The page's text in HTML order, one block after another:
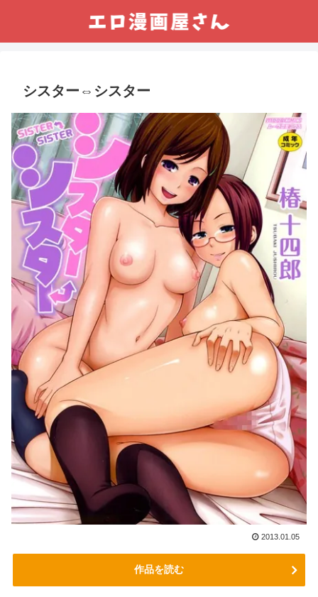
シスター⇔シスター
2013.01.05
作品を読む